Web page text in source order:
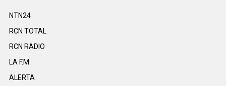
NTN24
RCN TOTAL
RCN RADIO
LA F.M.
ALERTA